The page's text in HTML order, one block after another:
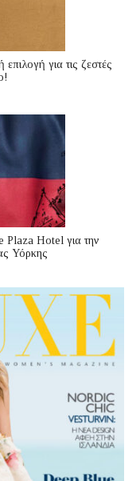
για τις ζεστές
Plaza Hotel για την
Υόρκης